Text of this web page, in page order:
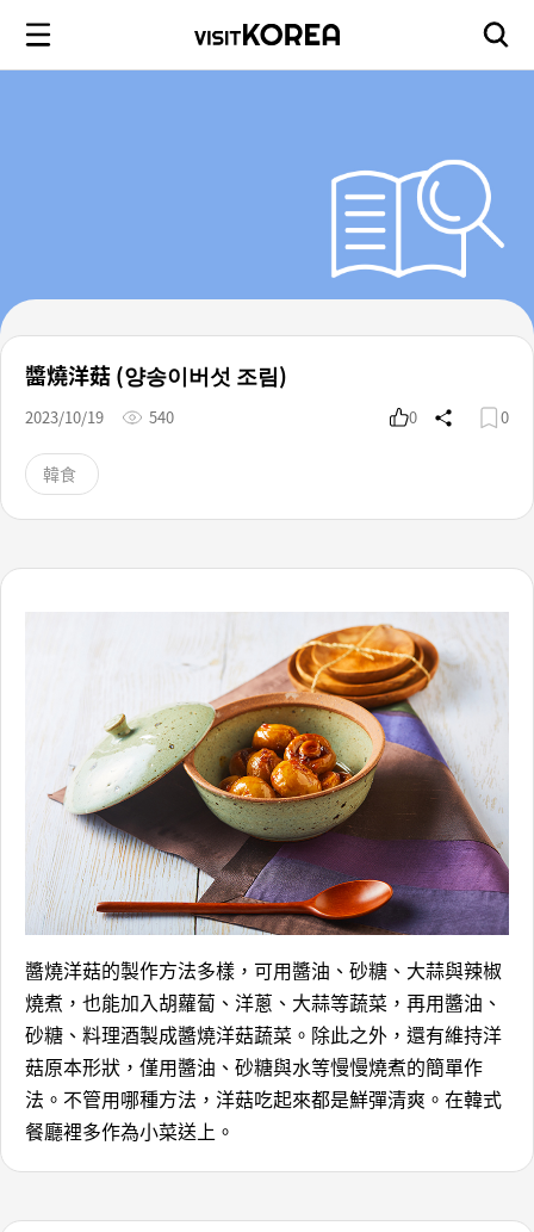
醬燒洋菇 (양송이버섯 조림)
2023/10/19 540 0 0
韓食
醬燒洋菇的製作方法多樣，可用醬油、砂糖、大蒜與辣椒
燒煮，也能加入胡蘿蔔、洋蔥、大蒜等蔬菜，再用醬油、
砂糖、料理酒製成醬燒洋菇蔬菜。除此之外，還有維持洋
菇原本形狀，僅用醬油、砂糖與水等慢慢燒煮的簡單作
法。不管用哪種方法，洋菇吃起來都是鮮彈清爽。在韓式
餐廳裡多作為小菜送上。